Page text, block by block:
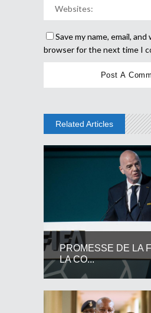
Save my name, email,
browser for the next time I
Related Articles
PROMESSE DE LA
LA CO...